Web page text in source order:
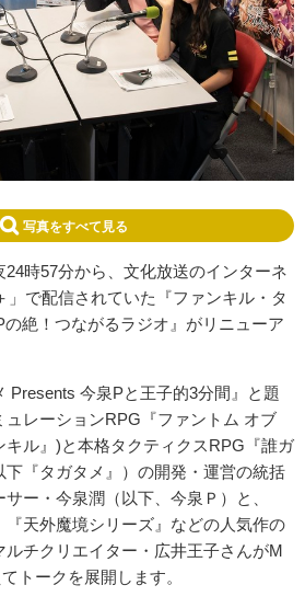
写真をすべて見る
時57分から、文化放送のインターネ
」で配信されていた『ファンキル・タ
絶！つながるラジオ』がリニューア
Presents 今泉Pと王子的3分間』と題
ュレーションRPG『ファントム オブ
キル』)と本格タクティクスRPG『誰ガ
『タガタメ』）の開発・運営の統括
ー・今泉潤（以下、今泉Ｐ）と、
『天外魔境シリーズ』などの人気作の
ルチクリエイター・広井王子さんがM
トークを展開します。